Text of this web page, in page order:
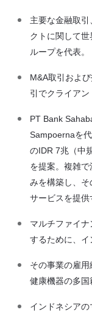
主要な金融取
クトに関して
ループを代表。
M&A取引およ
引でクライアン
PT Bank
Sampoernaを
のIDR 7兆（中
を提案。複雑
みを構築し、
サービスを提供
マルチファイ
するために、イ
その事業の雇
健康機器の多国
インドネシア